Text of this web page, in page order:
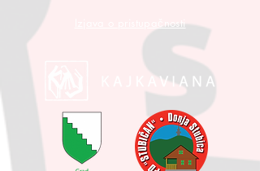
Izjava o pristupačnosti